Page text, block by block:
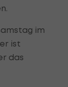
im
ist
das